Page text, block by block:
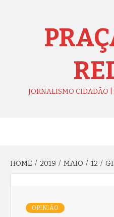
JORNALISMO CIDADÃO
HOME 2019 MAIO 12
OPINIÃO